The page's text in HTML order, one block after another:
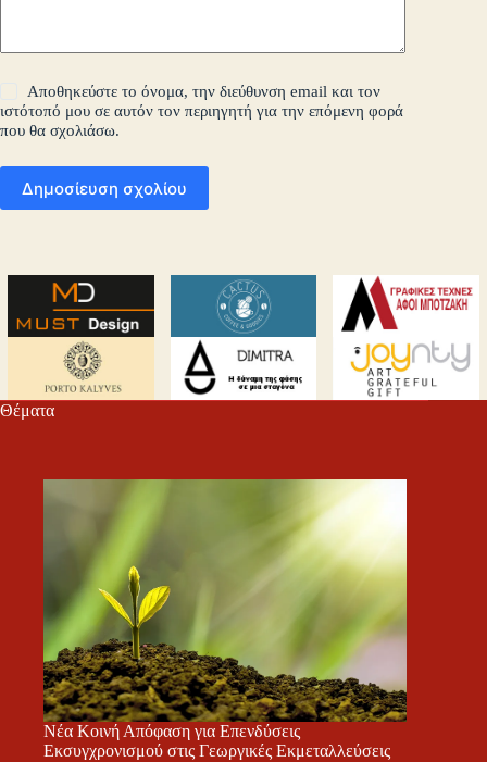
Αποθηκεύστε το όνομα, την διεύθυνση email και τον
ιστότοπό μου σε αυτόν τον περιηγητή για την επόμενη φορά
που θα σχολιάσω.
Δημοσίευση σχολίου
Θέματα
Νέα Κοινή Απόφαση για Επενδύσεις
Εκσυγχρονισμού στις Γεωργικές Εκμεταλλεύσεις